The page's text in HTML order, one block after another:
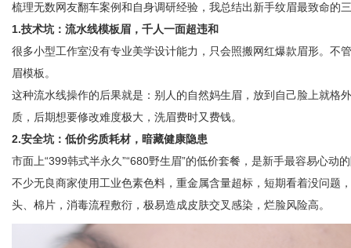
梳理无数网友翻车案例和自身调研经验，我总结出新手纹眉最致命的
1.技术坑：流水线模板眉，千人一面超违和
很多小型工作室没有专业美学设计能力，只会照搬网红爆款眉形。不
眉模板。
这种流水线操作的后果就是：别人的自然妈生眉，放到自己脸上就格
质，后期想要修改难度极大，洗眉费时又费钱。
2.安全坑：低价劣质耗材，暗藏健康隐患
市面上“399韩式半永久”“680野生眉”的低价套餐，是新手最容易心动
不少无良商家使用工业色素色料，重金属含量超标，短期看着没问题
头、棉片，消毒流程敷衍，极易造成皮肤交叉感染，烂脸风险高。